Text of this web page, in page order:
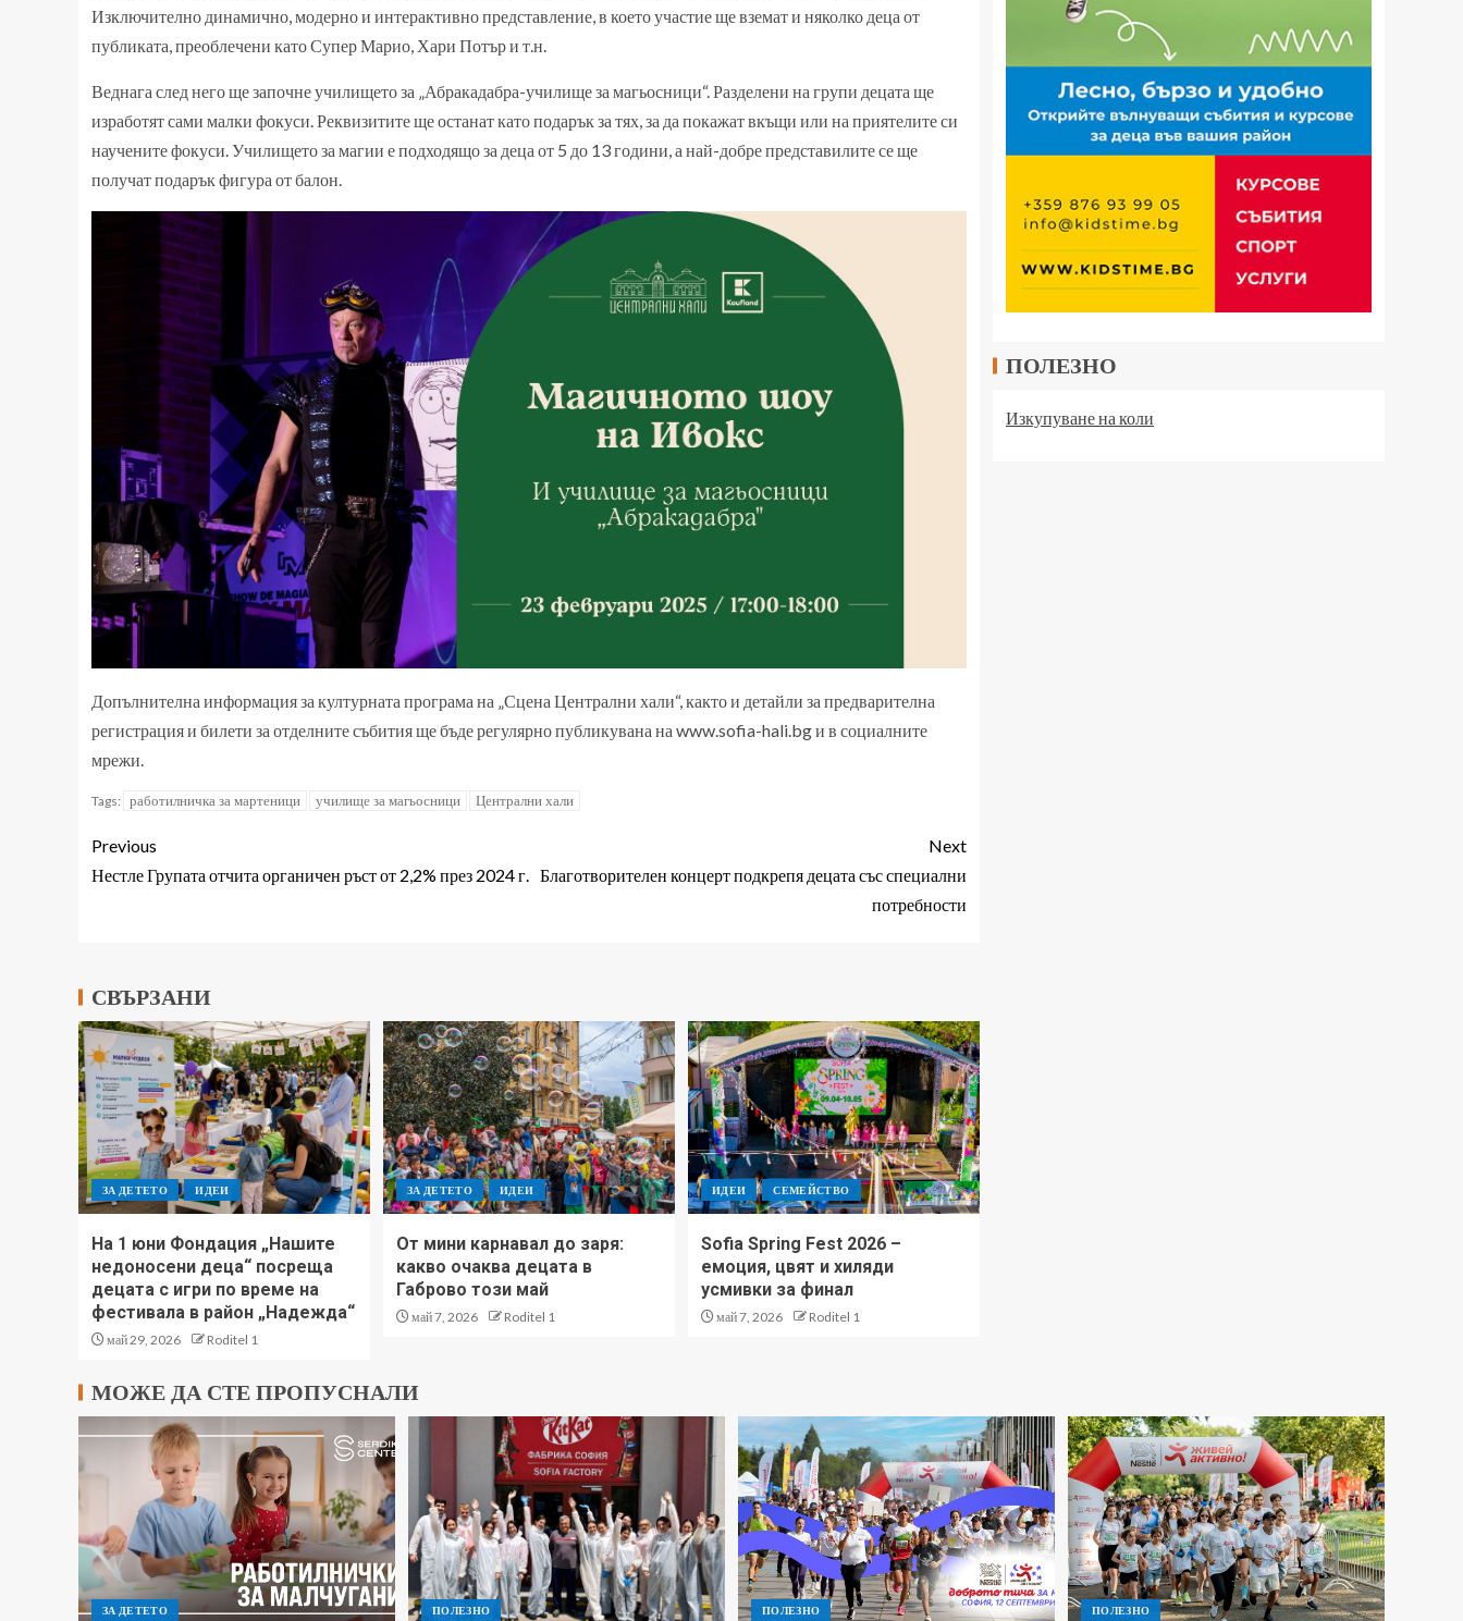
Изключително динамично, модерно и интерактивно представление, в което участие ще вземат и няколко деца от
публиката, преоблечени като Супер Марио, Хари Потър и т.н.
Веднага след него ще започне училището за „Абракадабра-училище за магьосници“. Разделени на групи децата ще
изработят сами малки фокуси. Реквизитите ще останат като подарък за тях, за да покажат вкъщи или на приятелите си
научените фокуси. Училището за магии е подходящо за деца от 5 до 13 години, а най-добре представилите се ще
получат подарък фигура от балон.
Допълнителна информация за културната програма на „Сцена Централни хали“, както и детайли за предварителна
регистрация и билети за отделните събития ще бъде регулярно публикувана на www.sofia-hali.bg и в социалните
мрежи.
Tags: работилничка за мартеници училище за магьосници Централни хали
Previous
Нестле Групата отчита органичен ръст от 2,2% през 2024 г.
Next
Благотворителен концерт подкрепя децата със специални
потребности
СВЪРЗАНИ
ЗА ДЕТЕТО ИДЕИ
На 1 юни Фондация „Нашите
недоносени деца“ посреща
децата с игри по време на
фестивала в район „Надежда“
май 29, 2026 Roditel 1
ЗА ДЕТЕТО ИДЕИ
Oт мини карнавал до заря:
какво очаква децата в
Габрово този май
май 7, 2026 Roditel 1
ИДЕИ СЕМЕЙСТВО
Sofia Spring Fest 2026 –
емоция, цвят и хиляди
усмивки за финал
май 7, 2026 Roditel 1
ПОЛЕЗНО
Изкупуване на коли
МОЖЕ ДА СТЕ ПРОПУСНАЛИ
ЗА ДЕТЕТО ПОЛЕЗНО ПОЛЕЗНО ПОЛЕЗНО